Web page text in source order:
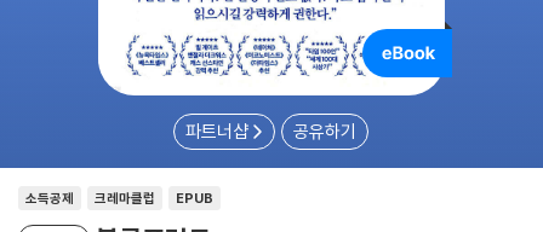
파트너샵 공유하기
소득공제 크레마클럽 EPUB